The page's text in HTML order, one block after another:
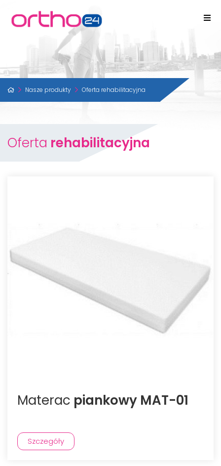
Nasze produkty Oferta rehabilitacyjna
Oferta rehabilitacyjna
Materac piankowy MAT-01
Szczegóły